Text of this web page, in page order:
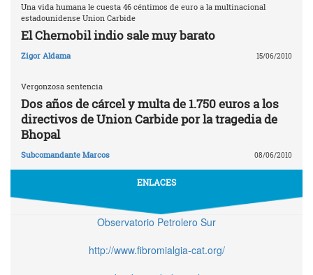
Una vida humana le cuesta 46 céntimos de euro a la multinacional
estadounidense Union Carbide
El Chernobil indio sale muy barato
Zigor Aldama 15/06/2010
Vergonzosa sentencia
Dos años de cárcel y multa de 1.750 euros a los
directivos de Union Carbide por la tragedia de
Bhopal
Subcomandante Marcos 08/06/2010
ENLACES
Observatorio Petrolero Sur
http://www.fibromialgia-cat.org/